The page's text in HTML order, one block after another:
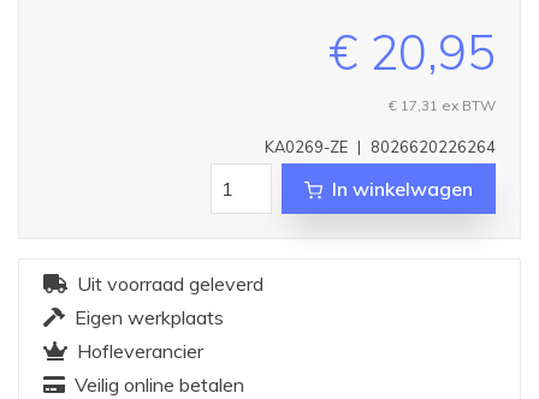
€ 20,95
€ 17,31 ex BTW
8026620226264
|
KA0269-ZE
In winkelwagen
Uit voorraad geleverd
Eigen werkplaats
Hofleverancier
Veilig online betalen